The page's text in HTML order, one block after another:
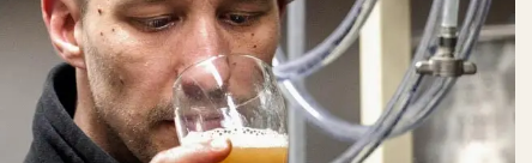
FRAMED
SOUL
DO: GESCHLOSSEN
Schöne Dinge